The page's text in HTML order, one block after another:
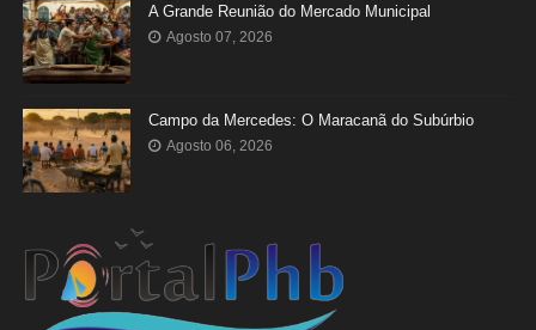
A Grande Reunião do Mercado Municipal
Agosto 07, 2026
Campo da Mercedes: O Maracanã do Subúrbio
Agosto 06, 2026